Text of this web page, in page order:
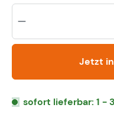
Jetzt
sofort lieferbar: 1 -